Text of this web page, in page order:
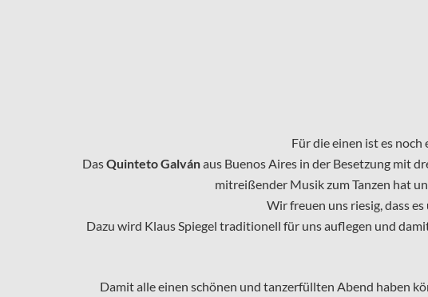
Für die einen ist es
DasQuinteto Galvánaus Buenos Aires in der Besetzung mit
mitreißender Musik zum Tanzen hat
Wir freuen uns riesig, dass
Dazu wird Klaus Spiegel traditionell für uns auflegen und
Damit alle einen schönen und tanzerfüllten Abend haben